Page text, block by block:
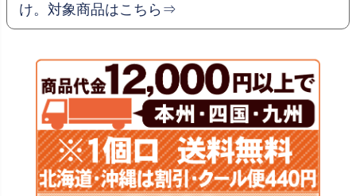
け。対象商品はこちら⇒